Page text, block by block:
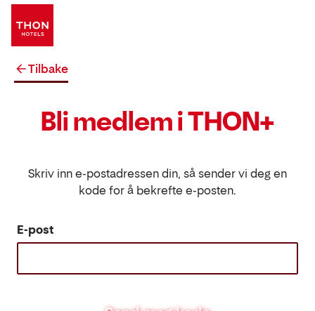
Tilbake
Bli medlem i THON+
Skriv inn e-postadressen din, så sender vi deg en
kode for å bekrefte e-posten.
E-post